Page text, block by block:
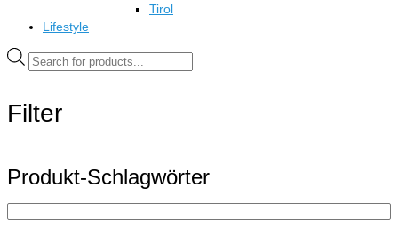
Tirol
Lifestyle
Products
search
Filter
Produkt-Schlagwörter